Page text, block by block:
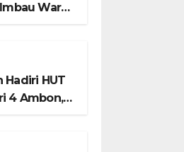
Warga
Hadiri HUT
4 Ambon,